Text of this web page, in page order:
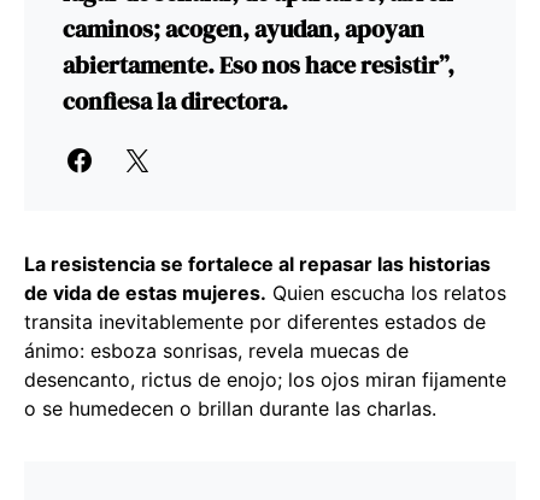
caminos; acogen, ayudan, apoyan
abiertamente. Eso nos hace resistir”,
confiesa la directora.
La resistencia se fortalece al repasar las historias
de vida de estas mujeres. Quien escucha los relatos
transita inevitablemente por diferentes estados de
ánimo: esboza sonrisas, revela muecas de
desencanto, rictus de enojo; los ojos miran fijamente
o se humedecen o brillan durante las charlas.